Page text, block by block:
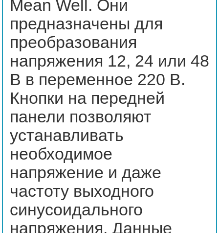
Mean Well. Они
предназначены для
преобразования
напряжения 12, 24 или 48
В в переменное 220 В.
Кнопки на передней
панели позволяют
устанавливать
необходимое
напряжение и даже
частоту выходного
синусоидального
напряжения. Данные